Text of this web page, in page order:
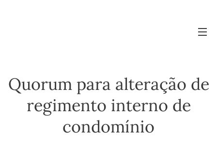
Quorum para alteração de
regimento interno de
condomínio